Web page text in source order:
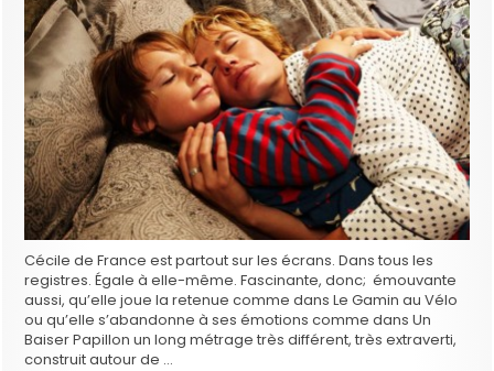
Cécile de France est partout sur les écrans. Dans tous les
registres. Égale à elle-même. Fascinante, donc; émouvante
aussi, qu’elle joue la retenue comme dans Le Gamin au Vélo
ou qu’elle s’abandonne à ses émotions comme dans Un
Baiser Papillon un long métrage très différent, très extraverti,
construit autour de …